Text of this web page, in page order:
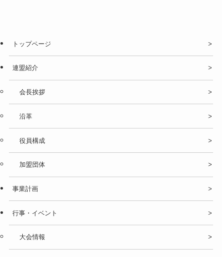
トップページ
連盟紹介
会長挨拶
沿革
役員構成
加盟団体
事業計画
行事・イベント
大会情報